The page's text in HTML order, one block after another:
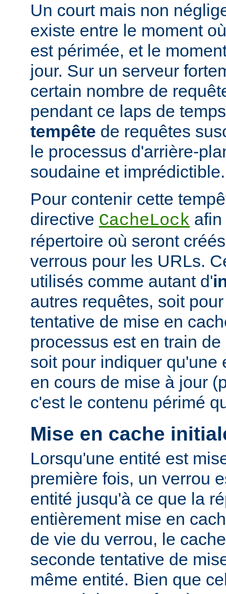
Un court mais non
existe entre le moment
est périmée, et le
jour. Sur un serveur
certain nombre de
pendant ce laps de
tempête de requêtes
le processus d'arrière-
soudaine et imprédictible.
Pour contenir cette
directive CacheLock
répertoire où seront
verrous pour les URLs.
utilisés comme autant d'
autres requêtes, soit
tentative de mise en
processus est en train
soit pour indiquer qu'une
en cours de mise à jour
c'est le contenu périmé
Mise en cache
Lorsqu'une entité est
première fois, un verrou
entité jusqu'à ce que la
entièrement mise en
de vie du verrou, le
seconde tentative de
même entité. Bien que